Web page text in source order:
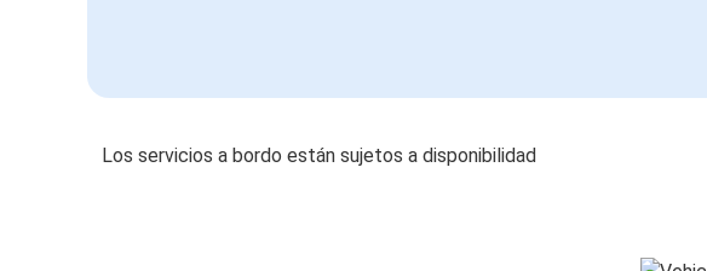
Los servicios a bordo están sujetos a disponibilidad